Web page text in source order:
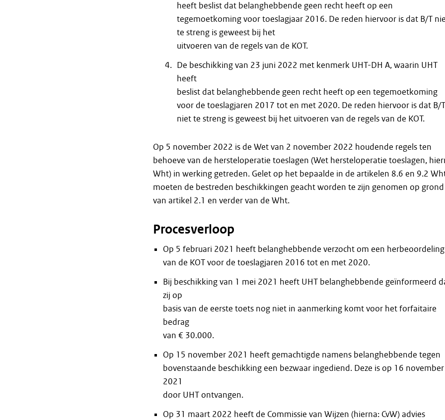
heeft beslist dat belanghebbende geen recht heeft op een
tegemoetkoming voor toeslagjaar 2016. De reden hiervoor is dat B/T
te streng is geweest bij het
uitvoeren van de regels van de KOT.
De beschikking van 23 juni 2022 met kenmerk UHT-DH A, waarin UHT
heeft
beslist dat belanghebbende geen recht heeft op een tegemoetkoming
voor de toeslagjaren 2017 tot en met 2020. De reden hiervoor is dat B/T
niet te streng is geweest bij het uitvoeren van de regels van de KOT.
Op 5 november 2022 is de Wet van 2 november 2022 houdende regels ten
behoeve van de hersteloperatie toeslagen (Wet hersteloperatie toeslagen,
Wht) in werking getreden. Gelet op het bepaalde in de artikelen 8.6 en 9.2
moeten de bestreden beschikkingen geacht worden te zijn genomen op grond
van artikel 2.1 en verder van de Wht.
Procesverloop
Op 5 februari 2021 heeft belanghebbende verzocht om een herbeoordeling
van de KOT voor de toeslagjaren 2016 tot en met 2020.
Bij beschikking van 1 mei 2021 heeft UHT belanghebbende geïnformeerd
zij op
basis van de eerste toets nog niet in aanmerking komt voor het forfaitaire
bedrag
van € 30.000.
Op 15 november 2021 heeft gemachtigde namens belanghebbende tegen
bovenstaande beschikking een bezwaar ingediend. Deze is op 16 november
2021
door UHT ontvangen.
Op 31 maart 2022 heeft de Commissie van Wijzen (hierna: CvW) advies